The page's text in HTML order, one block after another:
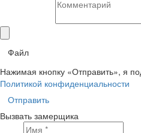
Файл
Нажимая кнопку «Отправить», я
Политикой конфиденциальности
Отправить
Вызвать замерщика